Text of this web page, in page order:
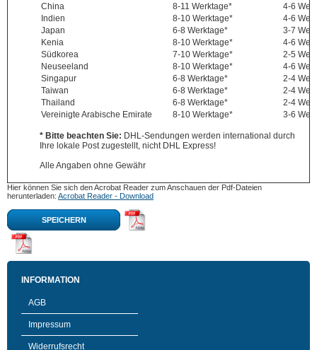
China
8-11 Werktage*
4-6
Indien
8-10 Werktage*
4-6
Japan
6-8 Werktage*
3-7
Kenia
8-10 Werktage*
4-6
Südkorea
7-10 Werktage*
2-5
Neuseeland
8-10 Werktage*
4-6
Singapur
6-8 Werktage*
2-4
Taiwan
6-8 Werktage*
2-4
Thailand
6-8 Werktage*
2-4
Vereinigte Arabische Emirate
8-10 Werktage* 3-6
* Bitte beachten Sie: DHL-Sendungen werden international durch
Ihre lokale Post zugestellt, nicht DHL Express!
Alle Angaben ohne Gewähr
Hier können Sie sich den Acrobat Reader zum Anschauen der Pdf-Dateien
herunterladen: Acrobat Reader - Download
SPEICHERN
INFORMATION
AGB
Impressum
Widerrufsrecht